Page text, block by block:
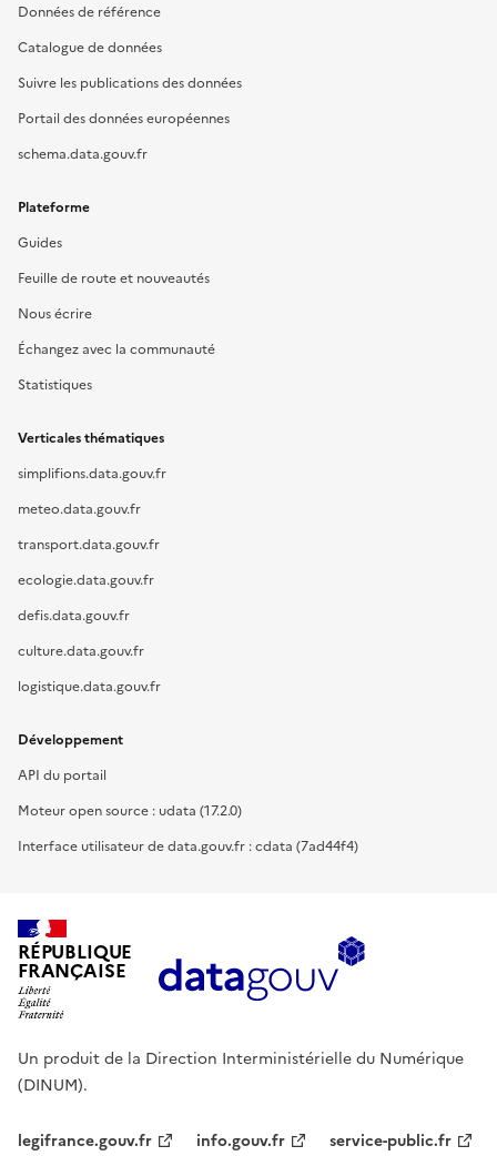
Données de référence
Catalogue de données
Suivre les publications des données
Portail des données européennes
schema.data.gouv.fr
Plateforme
Guides
Feuille de route et nouveautés
Nous écrire
Échangez avec la communauté
Statistiques
Verticales thématiques
simplifions.data.gouv.fr
meteo.data.gouv.fr
transport.data.gouv.fr
ecologie.data.gouv.fr
defis.data.gouv.fr
culture.data.gouv.fr
logistique.data.gouv.fr
Développement
API du portail
Moteur open source : udata (17.2.0)
Interface utilisateur de data.gouv.fr : cdata (7ad44f4)
RÉPUBLIQUE
FRANÇAISE
Un produit de la Direction Interministérielle du Numérique
(DINUM).
legifrance.gouv.fr info.gouv.fr service-public.fr